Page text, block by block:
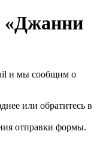
«Джанни
и мы сообщим о
или обратитесь в
отправки формы.